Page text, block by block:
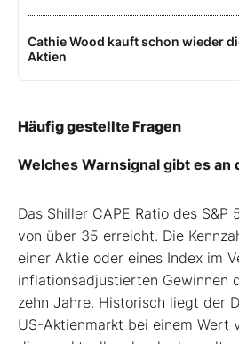
Cathie Wood kauft schon wieder
Aktien
Häufig gestellte Fragen
Welches Warnsignal gibt es an
Das Shiller CAPE Ratio des S&P
von über 35 erreicht. Die
einer Aktie oder eines Index im
inflationsadjustierten Gewinnen
zehn Jahre. Historisch liegt der
US-Aktienmarkt bei einem Wert